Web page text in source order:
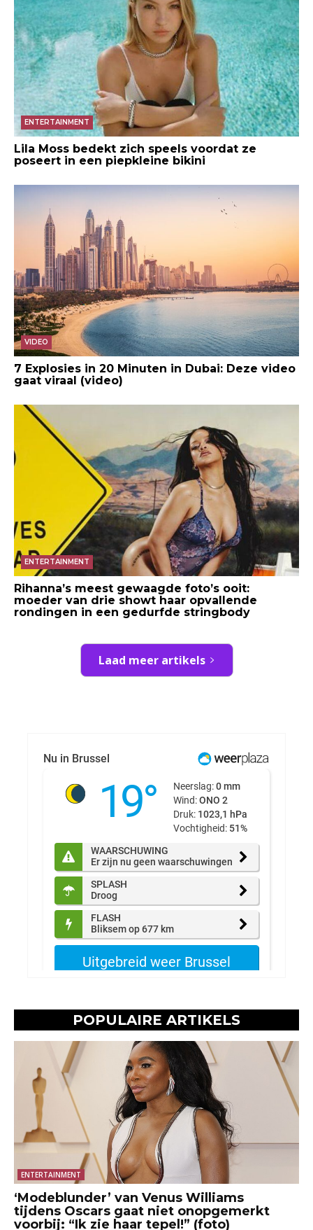
ENTERTAINMENT
Lila Moss bedekt zich speels voordat ze
poseert in een piepkleine bikini
VIDEO
7 Explosies in 20 Minuten in Dubai: Deze video
gaat viraal (video)
ENTERTAINMENT
Rihanna’s meest gewaagde foto’s ooit:
moeder van drie showt haar opvallende
rondingen in een gedurfde stringbody
Laad meer artikels
POPULAIRE ARTIKELS
ENTERTAINMENT
‘Modeblunder’ van Venus Williams
tijdens Oscars gaat niet onopgemerkt
voorbij: “Ik zie haar tepel!” (foto)